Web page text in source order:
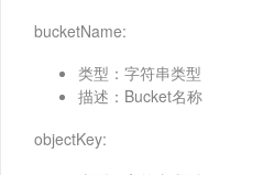
bucketName:
类型：字符串类型
描述：Bucket名称
objectKey: